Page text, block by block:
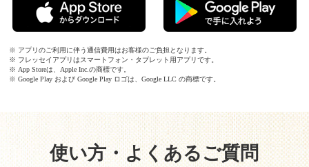
※ アプリのご利用に伴う通信費用はお客様のご負担となります。
※ フレッセイアプリはスマートフォン・タブレット用アプリです。
※ App Storeは、Apple Inc.の商標です。
※ Google Play および Google Play ロゴは、Google LLC の商標です。
使い方・よくあるご質問